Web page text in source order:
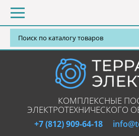
КОМПЛЕКСНЫЕ
ЭЛЕКТРОТЕХНИЧЕСКОГО
+7 (812) 909-64-18